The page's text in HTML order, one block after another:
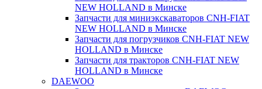
NEW HOLLAND в Минске
Запчасти для миниэкскаваторов CNH-FIAT
NEW HOLLAND в Минске
Запчасти для погрузчиков CNH-FIAT NEW
HOLLAND в Минске
Запчасти для тракторов CNH-FIAT NEW
HOLLAND в Минске
DAEWOO